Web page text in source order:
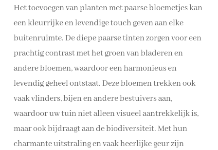
Het toevoegen van planten met paarse bloemetjes kan
een kleurrijke en levendige touch geven aan elke
buitenruimte. De diepe paarse tinten zorgen voor een
prachtig contrast met het groen van bladeren en
andere bloemen, waardoor een harmonieus en
levendig geheel ontstaat. Deze bloemen trekken ook
vaak vlinders, bijen en andere bestuivers aan,
waardoor uw tuin niet alleen visueel aantrekkelijk is,
maar ook bijdraagt aan de biodiversiteit. Met hun
charmante uitstraling en vaak heerlijke geur zijn